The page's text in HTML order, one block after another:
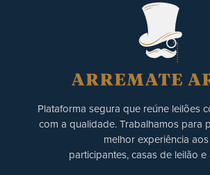
Plataforma segura que reúne leilões
com a qualidade. Trabalhamos para
melhor experiência aos
participantes, casas de leilão e